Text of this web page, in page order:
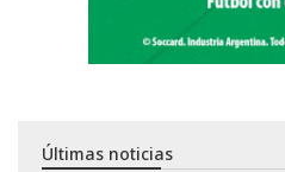
Últimas noticias